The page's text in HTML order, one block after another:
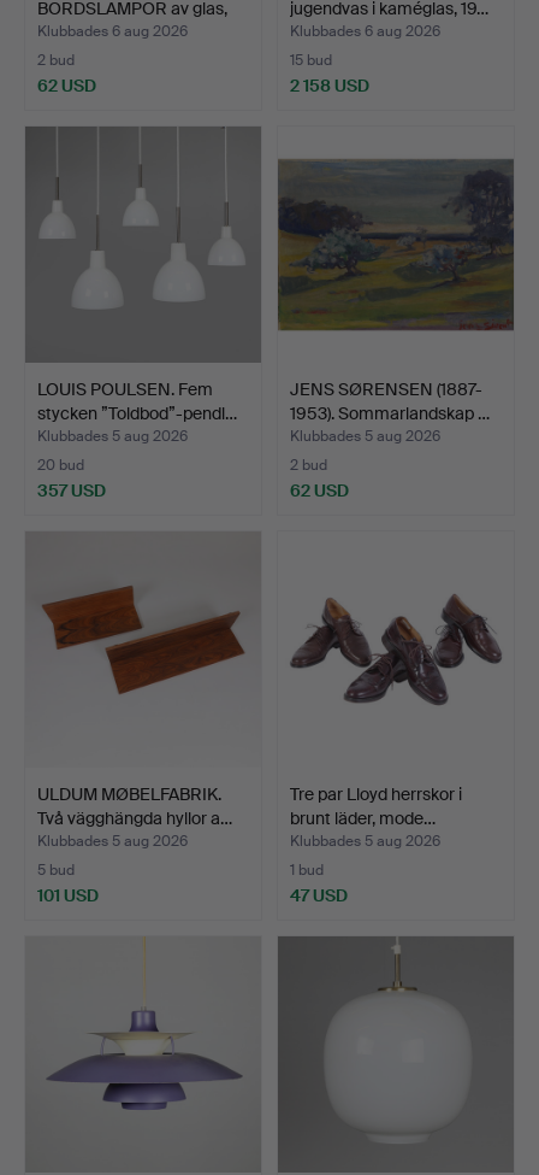
BORDSLAMPOR av glas,
1970-tale…
Klubbades 6 aug 2026
2 bud
62 USD
jugendvas i kaméglas, 19…
Klubbades 6 aug 2026
15 bud
2 158 USD
LOUIS POULSEN. Fem
stycken ”Toldbod”-pendl…
Klubbades 5 aug 2026
20 bud
357 USD
JENS SØRENSEN (1887-
1953). Sommarlandskap …
Klubbades 5 aug 2026
2 bud
62 USD
ULDUM MØBELFABRIK.
Två vägghängda hyllor a…
Klubbades 5 aug 2026
5 bud
101 USD
Tre par Lloyd herrskor i
brunt läder, mode…
Klubbades 5 aug 2026
1 bud
47 USD